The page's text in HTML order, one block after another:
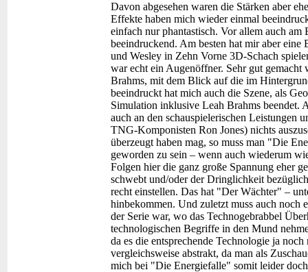
Davon abgesehen waren die Stärken aber
Effekte haben mich wieder einmal
einfach nur phantastisch. Vor allem auch
beeindruckend. Am besten hat mir aber
und Wesley in Zehn Vorne 3D-Schach
war echt ein Augenöffner. Sehr gut
Brahms, mit dem Blick auf die im
beeindruckt hat mich auch die Szene, als
Simulation inklusive Leah Brahms beendet.
auch an den schauspielerischen Leistungen
TNG-Komponisten Ron Jones) nichts
überzeugt haben mag, so muss man "Die
geworden zu sein – wenn auch wiederum
Folgen hier die ganz große Spannung eher
schwebt und/oder der Dringlichkeit
recht einstellen. Das hat "Der Wächter" –
hinbekommen. Und zuletzt muss auch noch
der Serie war, wo das Technogebrabbel
technologischen Begriffe in den Mund
da es die entsprechende Technologie ja
vergleichsweise abstrakt, da man als
mich bei "Die Energiefalle" somit leider